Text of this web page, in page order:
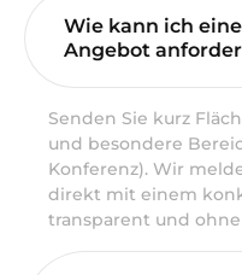
Wie kann ich
Angebot
Senden Sie kurz
und besondere
Konferenz). Wir
direkt mit einem
transparent und